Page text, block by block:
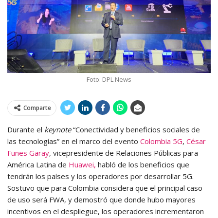
Foto: DPL News
Comparte
Durante el keynote“Conectividad y beneficios sociales de
las tecnologías” en el marco del evento Colombia 5G, César
Funes Garay, vicepresidente de Relaciones Públicas para
América Latina de Huawei, habló de los beneficios que
tendrán los países y los operadores por desarrollar 5G.
Sostuvo que para Colombia considera que el principal caso
de uso será FWA, y demostró que donde hubo mayores
incentivos en el despliegue, los operadores incrementaron